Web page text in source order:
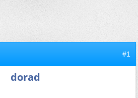
#1
dorad